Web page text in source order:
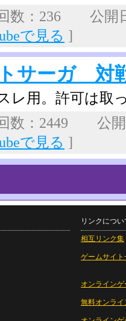
数：236 公開
で見る ]
サーガ 対
レ用。許可は取
数：2449 公
で見る ]
リンクについ
相互リンク集
ゲームサイト
オンラインゲ
無料オンライ